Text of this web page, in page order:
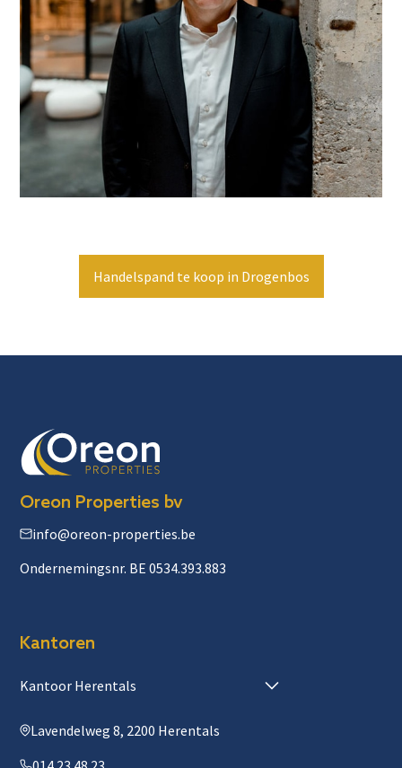
Handelspand te koop in Drogenbos
Oreon Properties bv
info@oreon-properties.be
Ondernemingsnr. BE 0534.393.883
Kantoren
Kantoor Herentals
Lavendelweg 8, 2200 Herentals